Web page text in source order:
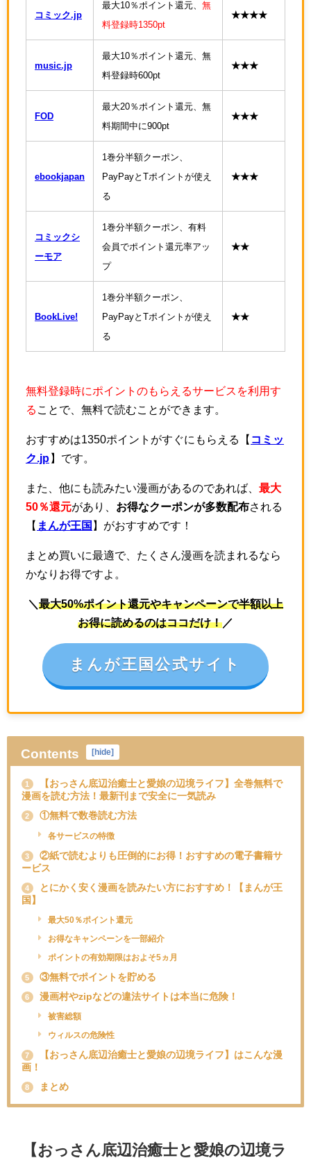
コミック.jp
最大10％ポイント還元、 無
料登録時1350pt
★★★★
music.jp
最大10％ポイント還元、無
料登録時600pt
★★★
FOD
最大20％ポイント還元、無
料期間中に900pt
★★★
ebookjapan
1巻分半額クーポン、
PayPayとTポイントが使え
る
★★★
コミックシ
ーモア
1巻分半額クーポン、有料
会員でポイント還元率アッ
プ
★★
BookLive!
1巻分半額クーポン、
PayPayとTポイントが使え
る
★★
無料登録時にポイントのもらえるサービスを利用す
る ことで、無料で読むことができます。
おすすめは1350ポイントがすぐにもらえる【 コミッ
ク.jp 】です。
また、他にも読みたい漫画があるのであれば、 最大
50％還元があり、 お得なクーポンが多数配布される
【 まんが王国 】がおすすめです！
まとめ買いに最適で、たくさん漫画を読まれるなら
かなりお得ですよ。
＼ 最大50%ポイント還元やキャンペーンで半額以上
お得に読めるのはココだけ！ ／
まんが王国公式サイト
Contents [hide]
1
【おっさん底辺治癒士と愛娘の辺境ライフ】全巻無料で
漫画を読む方法！最新刊まで安全に一気読み
2 ①無料で数巻読む方法
各サービスの特徴
3
②紙で読むよりも圧倒的にお得！おすすめの電子書籍サ
ービス
4
とにかく安く漫画を読みたい方におすすめ！【まんが王
国】
最大50％ポイント還元
お得なキャンペーンを一部紹介
ポイントの有効期限はおよそ5ヵ月
5 ③無料でポイントを貯める
6 漫画村やzipなどの違法サイトは本当に危険！
被害総額
ウィルスの危険性
7
【おっさん底辺治癒士と愛娘の辺境ライフ】はこんな漫
画！
8 まとめ
【 おっさん底辺治癒士と愛娘の辺境ラ